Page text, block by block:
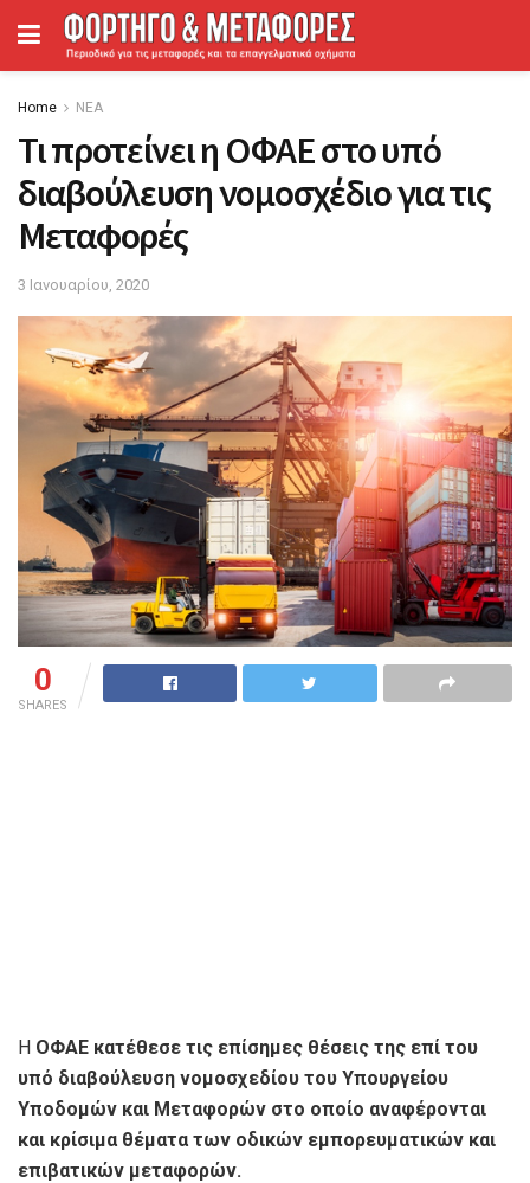
Home ΝΕΑ
Τι προτείνει η ΟΦΑΕ στο υπό
διαβούλευση νομοσχέδιο για τις
Μεταφορές
3 Ιανουαρίου, 2020
0
SHARES
Η ΟΦΑΕ κατέθεσε τις επίσημες θέσεις της επί του
υπό διαβούλευση νομοσχεδίου του Υπουργείου
Υποδομών και Μεταφορών στο οποίο αναφέρονται
και κρίσιμα θέματα των οδικών εμπορευματικών και
επιβατικών μεταφορών.